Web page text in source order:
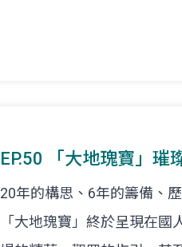
EP.50 「大地瑰寶」璀
20年的構思、6年的籌備、
「大地瑰寶」終於呈現在